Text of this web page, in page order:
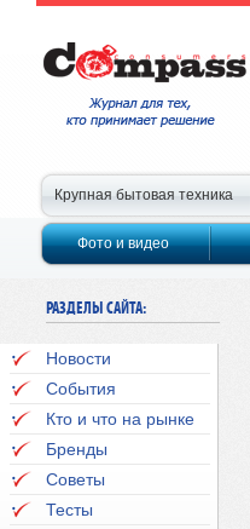
РАЗДЕЛЫ САЙТА:
Новости
События
Кто и что на рынке
Бренды
Советы
Тесты
Крупная бытовая техника
Фото и видео